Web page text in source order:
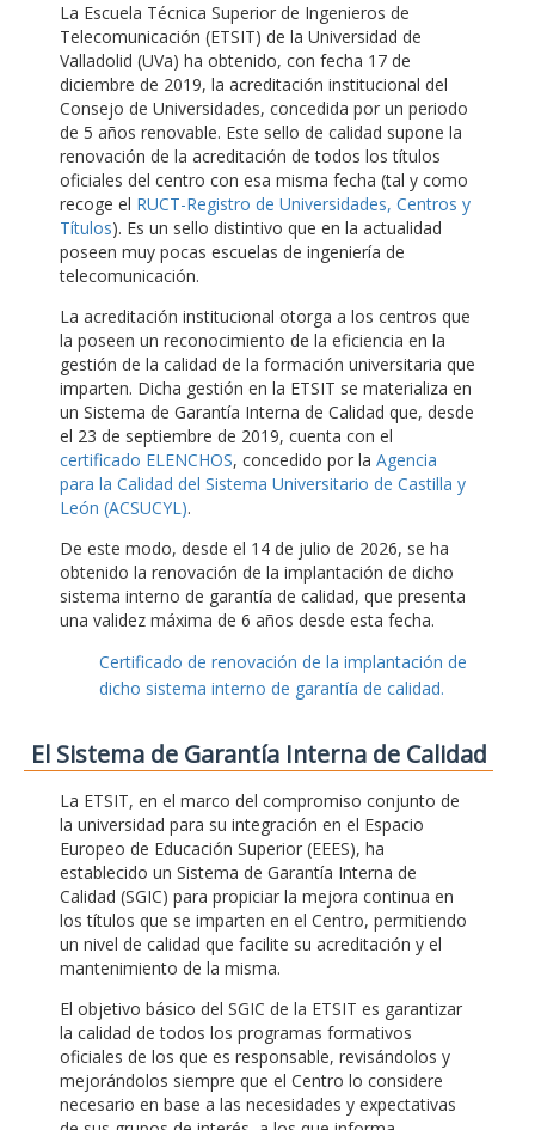
La Escuela Técnica Superior de Ingenieros de
Telecomunicación (ETSIT) de la Universidad de
Valladolid (UVa) ha obtenido, con fecha 17 de
diciembre de 2019, la acreditación institucional del
Consejo de Universidades, concedida por un periodo
de 5 años renovable. Este sello de calidad supone la
renovación de la acreditación de todos los títulos
oficiales del centro con esa misma fecha (tal y como
recoge el RUCT-Registro de Universidades, Centros y
Títulos). Es un sello distintivo que en la actualidad
poseen muy pocas escuelas de ingeniería de
telecomunicación.
La acreditación institucional otorga a los centros que
la poseen un reconocimiento de la eficiencia en la
gestión de la calidad de la formación universitaria que
imparten. Dicha gestión en la ETSIT se materializa en
un Sistema de Garantía Interna de Calidad que, desde
el 23 de septiembre de 2019, cuenta con el
certificado ELENCHOS, concedido por la Agencia
para la Calidad del Sistema Universitario de Castilla y
León (ACSUCYL).
De este modo, desde el 14 de julio de 2026, se ha
obtenido la renovación de la implantación de dicho
sistema interno de garantía de calidad, que presenta
una validez máxima de 6 años desde esta fecha.
Certificado de renovación de la implantación de
dicho sistema interno de garantía de calidad.
El Sistema de Garantía Interna de Calidad
La ETSIT, en el marco del compromiso conjunto de
la universidad para su integración en el Espacio
Europeo de Educación Superior (EEES), ha
establecido un Sistema de Garantía Interna de
Calidad (SGIC) para propiciar la mejora continua en
los títulos que se imparten en el Centro, permitiendo
un nivel de calidad que facilite su acreditación y el
mantenimiento de la misma.
El objetivo básico del SGIC de la ETSIT es garantizar
la calidad de todos los programas formativos
oficiales de los que es responsable, revisándolos y
mejorándolos siempre que el Centro lo considere
necesario en base a las necesidades y expectativas